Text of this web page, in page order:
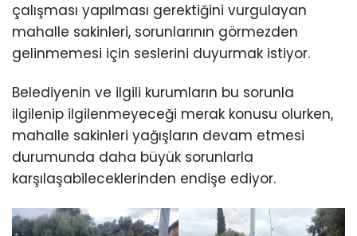
çalışması yapılması gerektiğini vurgulayan
mahalle sakinleri, sorunlarının görmezden
gelinmemesi için seslerini duyurmak istiyor.
Belediyenin ve ilgili kurumların bu sorunla
ilgilenip ilgilenmeyeceği merak konusu olurken,
mahalle sakinleri yağışların devam etmesi
durumunda daha büyük sorunlarla
karşılaşabileceklerinden endişe ediyor.